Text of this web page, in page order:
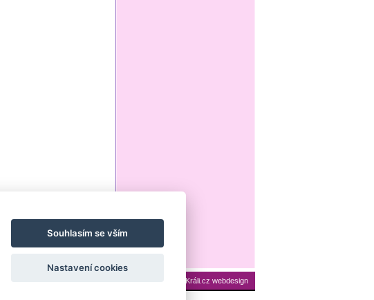
Králi.cz webdesign
Souhlasím se vším
Nastavení cookies